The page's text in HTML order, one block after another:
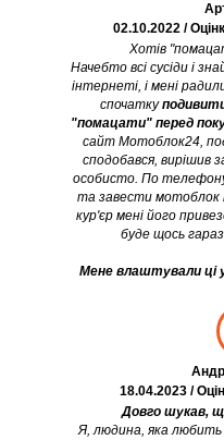
Хотів
Начебто всі сусіди і
інтернеті, і мені
спочатку
"помацати" перед
сайт Мотоблок24,
сподобався,
особисто. По
та завести мотоблок
кур'єр мені його
буде щось
Мене влаштували ці
02.10.2022 /
Довго шукав,
Я, людина, яка любить
18.04.2023 /